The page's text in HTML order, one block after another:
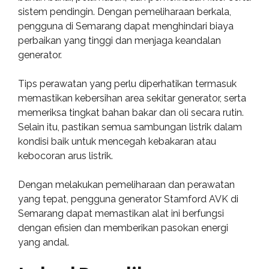
sistem pendingin. Dengan pemeliharaan berkala,
pengguna di Semarang dapat menghindari biaya
perbaikan yang tinggi dan menjaga keandalan
generator.
Tips perawatan yang perlu diperhatikan termasuk
memastikan kebersihan area sekitar generator, serta
memeriksa tingkat bahan bakar dan oli secara rutin.
Selain itu, pastikan semua sambungan listrik dalam
kondisi baik untuk mencegah kebakaran atau
kebocoran arus listrik.
Dengan melakukan pemeliharaan dan perawatan
yang tepat, pengguna generator Stamford AVK di
Semarang dapat memastikan alat ini berfungsi
dengan efisien dan memberikan pasokan energi
yang andal.